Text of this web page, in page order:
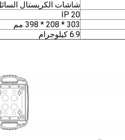
شاشات الكريستال
IP 20
303 * 208 * 398 مم
6.9 كيلوجرام